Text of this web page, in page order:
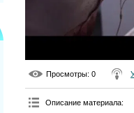
Просмотры: 0
Описание материала: